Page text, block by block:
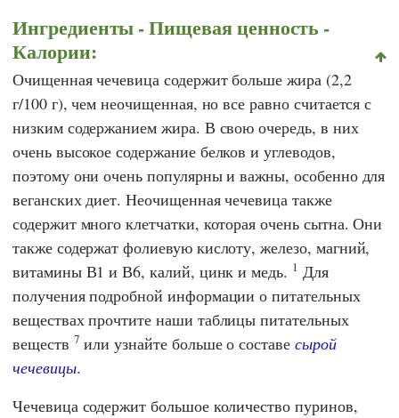
Ингредиенты - Пищевая ценность -
Калории:
Очищенная чечевица содержит больше жира (2,2
г/100 г), чем неочищенная, но все равно считается с
низким содержанием жира. В свою очередь, в них
очень высокое содержание белков и углеводов,
поэтому они очень популярны и важны, особенно для
веганских диет. Неочищенная чечевица также
содержит много клетчатки, которая очень сытна. Они
также содержат фолиевую кислоту, железо, магний,
витамины В1 и В6, калий, цинк и медь. 1 Для
получения подробной информации о питательных
веществах прочтите наши таблицы питательных
веществ 7 или узнайте больше о составе сырой
чечевицы.
Чечевица содержит большое количество пуринов,